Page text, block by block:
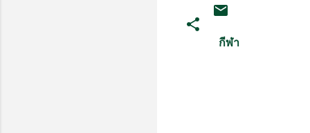
กีฬา